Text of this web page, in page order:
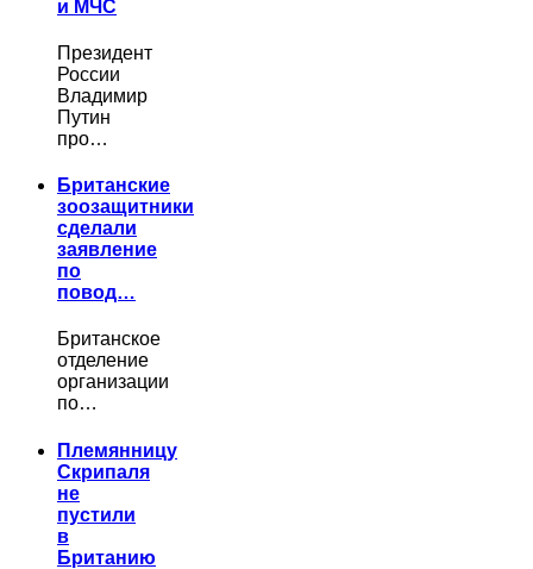
и МЧС
Президент
России
Владимир
Путин
про…
Британские
зоозащитники
сделали
заявление
по
повод…
Британское
отделение
организации
по…
Племянницу
Скрипаля
не
пустили
в
Британию